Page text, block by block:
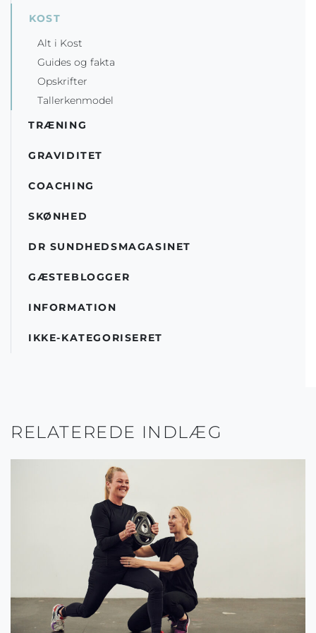
KOST
Alt i Kost
Guides og fakta
Opskrifter
Tallerkenmodel
TRÆNING
GRAVIDITET
COACHING
SKØNHED
DR SUNDHEDSMAGASINET
GÆSTEBLOGGER
INFORMATION
IKKE-KATEGORISERET
RELATEREDE INDLÆG